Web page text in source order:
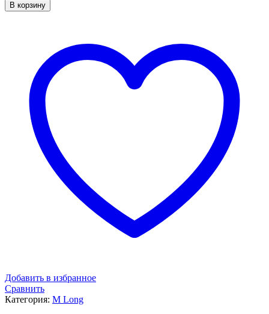
В корзину
Добавить в избранное
Сравнить
Категория: M Long